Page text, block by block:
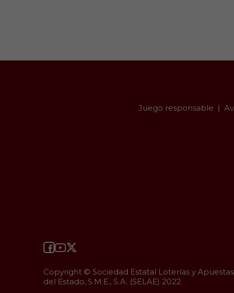
Juego responsable
Copyright © Sociedad Estatal Loterías y Apuestas
del Estado, S.M.E., S.A. (SELAE) 2022.